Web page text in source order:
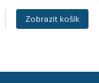
Zobrazit košík